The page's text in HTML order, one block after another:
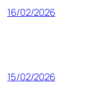
16/02/2026
15/02/2026